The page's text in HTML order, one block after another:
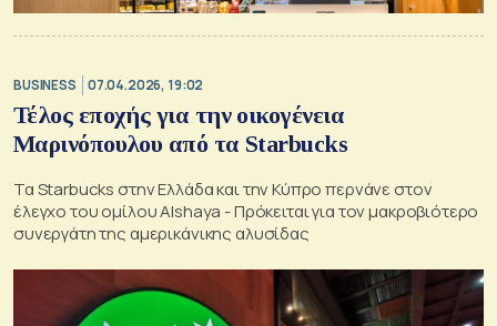
BUSINESS 07.04.2026, 19:02
Τέλος εποχής για την οικογένεια
Μαρινόπουλου από τα Starbucks
Τα Starbucks στην Ελλάδα και την Κύπρο περνάνε στον
έλεγχο του ομίλου Alshaya - Πρόκειται για τον μακροβιότερο
συνεργάτη της αμερικάνικης αλυσίδας